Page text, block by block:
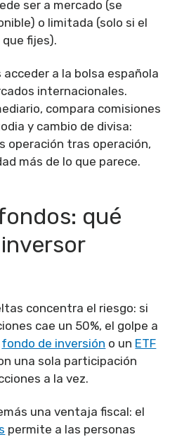
ser a mercado (se
o limitada (solo si el
fijes).
acceder a la bolsa española
internacionales.
compara comisiones
y cambio de divisa:
operación tras operación,
más de lo que parece.
qué
concentra el riesgo: si
cae un 50%, el golpe a
fondo de inversión o un ETF
una sola participación
a la vez.
una ventaja fiscal: el
permite a las personas